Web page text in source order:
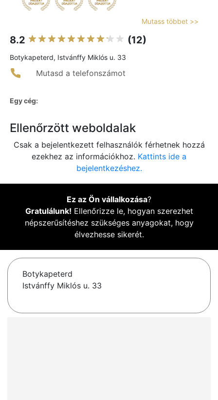
Mutass többet >>
8.2 (12)
Botykapeterd, Istvánffy Miklós u. 33
Mutasd a telefonszámot
Egy cég:
Ellenőrzött weboldalak
Csak a bejelentkezett felhasználók férhetnek hozzá
ezekhez az információkhoz. Kattints ide a
bejelentkezéshez.
Ez az Ön vállalkozása?
Gratulálunk! Ellenőrizze le, hogyan szerezhet
népszerűsítéshez szükséges anyagokat, hogy
élvezhesse sikerét.
Botykapeterd
Istvánffy Miklós u. 33